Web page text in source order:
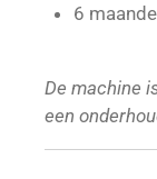
6
De machine
een